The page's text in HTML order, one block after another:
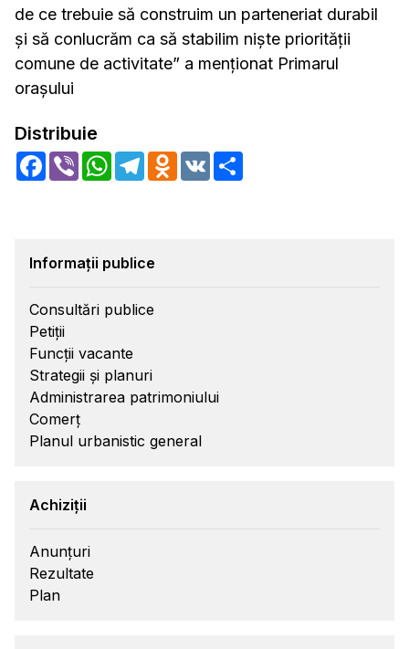
de ce trebuie să construim un parteneriat durabil
și să conlucrăm ca să stabilim niște priorității
comune de activitate” a menționat Primarul
orașului
Distribuie
Facebook
Viber WhatsApp
TelegramOdnoklassniki
VK
Informații publice
Consultări publice
Petiții
Funcții vacante
Strategii și planuri
Administrarea patrimoniului
Comerț
Planul urbanistic general
Achiziții
Anunțuri
Rezultate
Plan